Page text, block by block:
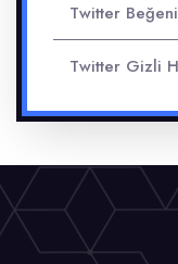
Twitter
Twitter Gizli